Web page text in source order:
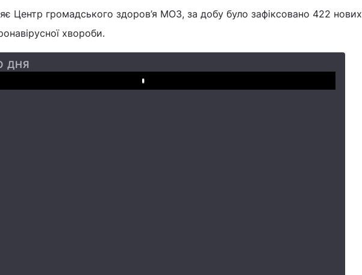
Центр громадського здоров’я МОЗ, за добу було зафіксовано 422 нових
хвороби.
ДНЯ
Play